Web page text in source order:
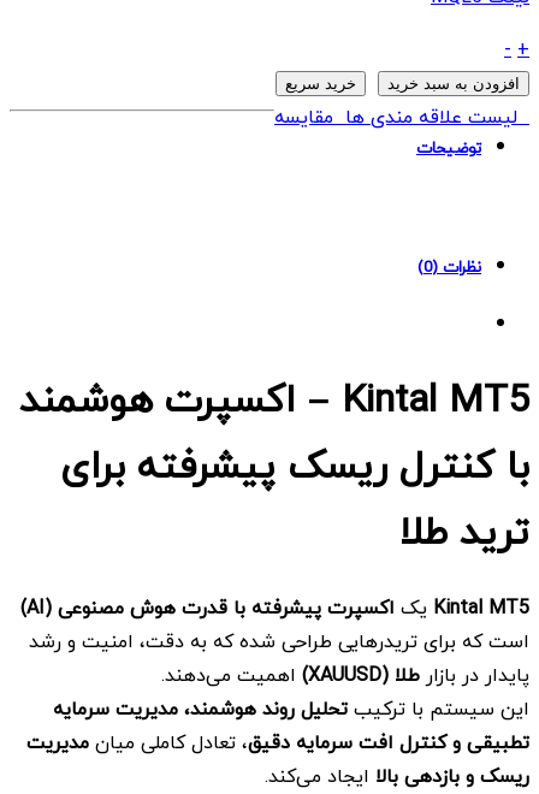
ربات
Kintal
MT5
quantity
+
-
افزودن به سبد خرید خرید سریع
لیست علاقه مندی هامقایسه
توضیحات
نظرات (0)
Kintal MT5
– اکسپرت هوشمند
با کنترل ریسک پیشرفته برای
ترید طلا
Kintal MT5 یک اکسپرت پیشرفته با قدرت هوش مصنوعی(AI)
است که برای تریدرهایی طراحی شده که به دقت، امنیت و رشد
پایدار در بازارطلا (XAUUSD)
اهمیت می‌دهند.
این سیستم با ترکیبتحلیل روند هوشمند، مدیریت سرمایه
تطبیقی و کنترل افت سرمایه دقیق، تعادل کاملی میانمدیریت
ریسک و بازدهی بالا ایجاد می‌کند.